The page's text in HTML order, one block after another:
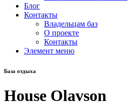
Блог
Контакты
Владельцам баз
О проекте
Контакты
Элемент меню
База отдыха
House Olavson